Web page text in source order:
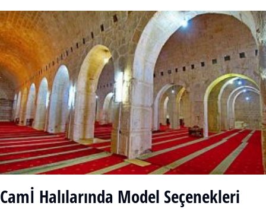
Camİ Halılarında Model Seçenekleri